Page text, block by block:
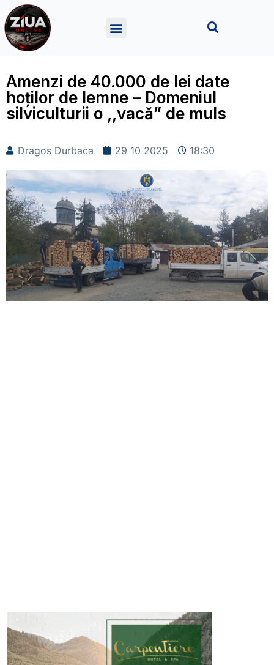
Amenzi de 40.000 de lei date
hoților de lemne – Domeniul
silviculturii o ,,vacă” de muls
Dragos Durbaca 29 10 2025 18:30